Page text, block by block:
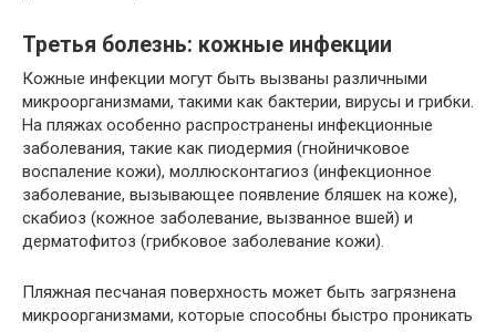
Третья болезнь: кожные инфекции
Кожные инфекции могут быть вызваны различными
микроорганизмами, такими как бактерии, вирусы и грибки.
На пляжах особенно распространены инфекционные
заболевания, такие как пиодермия (гнойничковое
воспаление кожи), моллюсконтагиоз (инфекционное
заболевание, вызывающее появление бляшек на коже),
скабиоз (кожное заболевание, вызванное вшей) и
дерматофитоз (грибковое заболевание кожи).
Пляжная песчаная поверхность может быть загрязнена
микроорганизмами, которые способны быстро проникать